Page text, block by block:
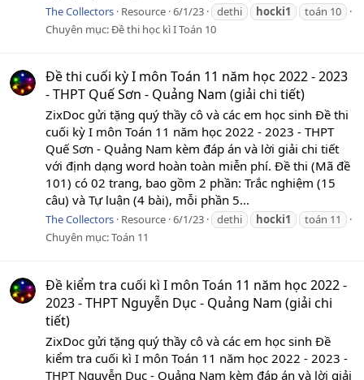
The Collectors Resource 6/1/23 dethi hocki1
toán 10
Chuyên mục:Đề thi học kì I Toán 10
Đề thi cuối kỳ I môn Toán 11 năm học 2022 - 2023
- THPT Quế Sơn - Quảng Nam (giải chi tiết)
ZixDoc gửi tặng quý thầy cô và các em học sinh Đề thi
cuối kỳ I môn Toán 11 năm học 2022 - 2023 - THPT
Quế Sơn - Quảng Nam kèm đáp án và lời giải chi tiết
với định dạng word hoàn toàn miễn phí. Đề thi (Mã đề
101) có 02 trang, bao gồm 2 phần: Trắc nghiệm (15
câu) và Tự luận (4 bài), mỗi phần 5...
The Collectors Resource 6/1/23 dethi hocki1
toán 11
Chuyên mục:Toán 11
Đề kiểm tra cuối kì I môn Toán 11 năm học 2022 -
2023 - THPT Nguyễn Dục - Quảng Nam (giải chi
tiết)
ZixDoc gửi tặng quý thầy cô và các em học sinh Đề
kiểm tra cuối kì I môn Toán 11 năm học 2022 - 2023 -
THPT Nguyễn Dục - Quảng Nam kèm đáp án và lời giải